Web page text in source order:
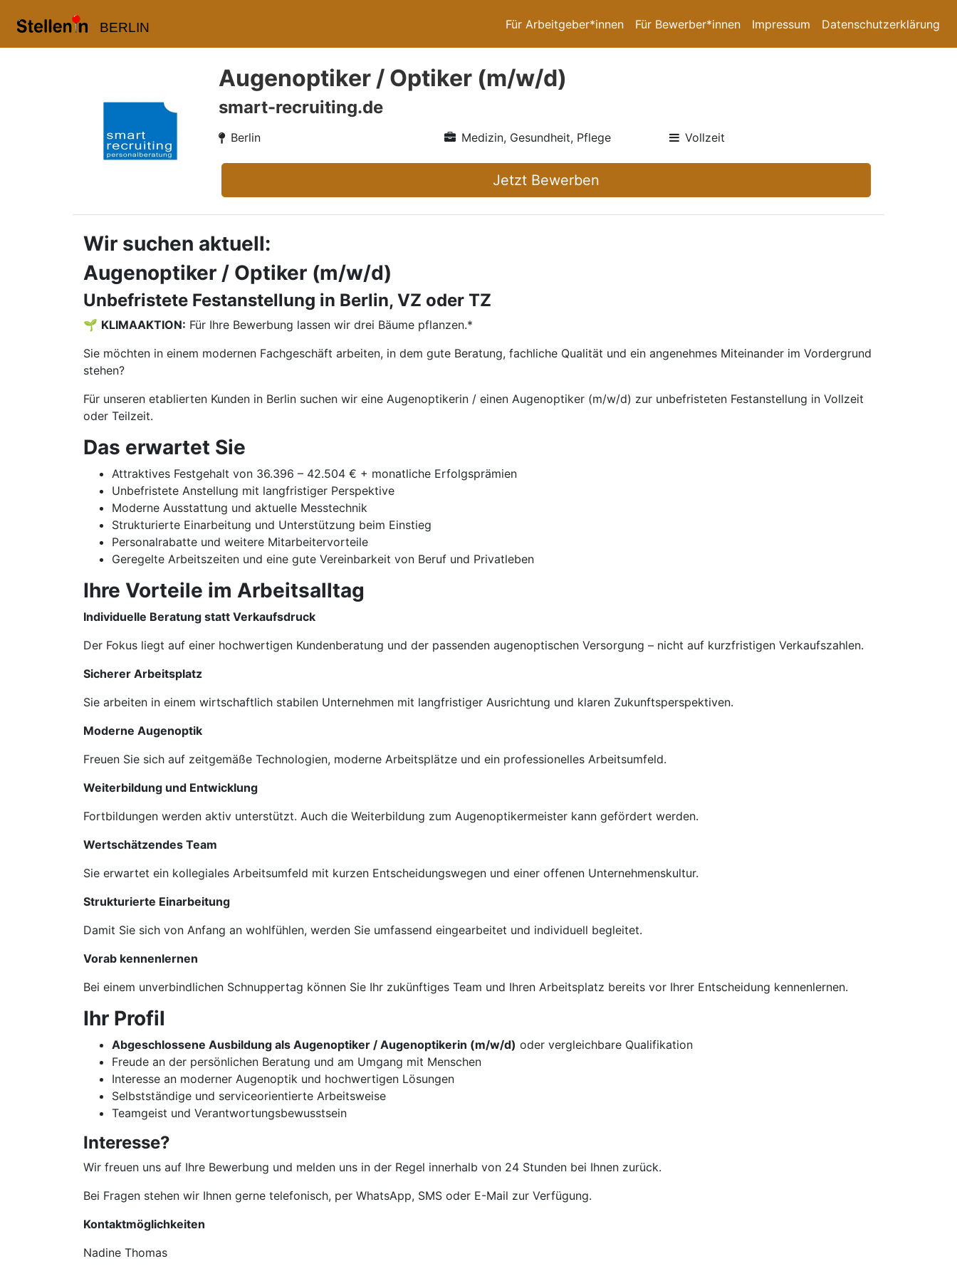
BERLIN Für Arbeitgeber*innen Für Bewerber*innen Impressum Datenschutzerklärung
Augenoptiker / Optiker (m/w/d)
smart-recruiting.de
Berlin Medizin, Gesundheit, Pflege Vollzeit
Jetzt Bewerben
Wir suchen aktuell:
Augenoptiker / Optiker (m/w/d)
Unbefristete Festanstellung in Berlin, VZ oder TZ
🌱 KLIMAAKTION: Für Ihre Bewerbung lassen wir drei Bäume pflanzen.*
Sie möchten in einem modernen Fachgeschäft arbeiten, in dem gute Beratung, fachliche Qualität und ein angenehmes Miteinander im Vordergrund
stehen?
Für unseren etablierten Kunden in Berlin suchen wir eine Augenoptikerin / einen Augenoptiker (m/w/d) zur unbefristeten Festanstellung in Vollzeit
oder Teilzeit.
Das erwartet Sie
Attraktives Festgehalt von 36.396 – 42.504 € + monatliche Erfolgsprämien
Unbefristete Anstellung mit langfristiger Perspektive
Moderne Ausstattung und aktuelle Messtechnik
Strukturierte Einarbeitung und Unterstützung beim Einstieg
Personalrabatte und weitere Mitarbeitervorteile
Geregelte Arbeitszeiten und eine gute Vereinbarkeit von Beruf und Privatleben
Ihre Vorteile im Arbeitsalltag
Individuelle Beratung statt Verkaufsdruck
Der Fokus liegt auf einer hochwertigen Kundenberatung und der passenden augenoptischen Versorgung – nicht auf kurzfristigen Verkaufszahlen.
Sicherer Arbeitsplatz
Sie arbeiten in einem wirtschaftlich stabilen Unternehmen mit langfristiger Ausrichtung und klaren Zukunftsperspektiven.
Moderne Augenoptik
Freuen Sie sich auf zeitgemäße Technologien, moderne Arbeitsplätze und ein professionelles Arbeitsumfeld.
Weiterbildung und Entwicklung
Fortbildungen werden aktiv unterstützt. Auch die Weiterbildung zum Augenoptikermeister kann gefördert werden.
Wertschätzendes Team
Sie erwartet ein kollegiales Arbeitsumfeld mit kurzen Entscheidungswegen und einer offenen Unternehmenskultur.
Strukturierte Einarbeitung
Damit Sie sich von Anfang an wohlfühlen, werden Sie umfassend eingearbeitet und individuell begleitet.
Vorab kennenlernen
Bei einem unverbindlichen Schnuppertag können Sie Ihr zukünftiges Team und Ihren Arbeitsplatz bereits vor Ihrer Entscheidung kennenlernen.
Ihr Profil
Abgeschlossene Ausbildung als Augenoptiker / Augenoptikerin (m/w/d) oder vergleichbare Qualifikation
Freude an der persönlichen Beratung und am Umgang mit Menschen
Interesse an moderner Augenoptik und hochwertigen Lösungen
Selbstständige und serviceorientierte Arbeitsweise
Teamgeist und Verantwortungsbewusstsein
Interesse?
Wir freuen uns auf Ihre Bewerbung und melden uns in der Regel innerhalb von 24 Stunden bei Ihnen zurück.
Bei Fragen stehen wir Ihnen gerne telefonisch, per WhatsApp, SMS oder E-Mail zur Verfügung.
Kontaktmöglichkeiten
Nadine Thomas